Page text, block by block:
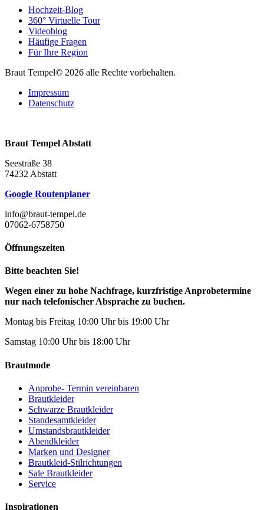
Hochzeit-Blog
360° Virtuelle Tour
Videoblog
Häufige Fragen
Für Ihre Region
Braut Tempel© 2026 alle Rechte vorbehalten.
Impressum
Datenschutz
Braut Tempel Abstatt
Seestraße 38
74232 Abstatt
Google Routenplaner
info@braut-tempel.de
07062-6758750
Öffnungszeiten
Bitte beachten Sie!
Wegen einer zu hohe Nachfrage, kurzfristige Anprobetermine
nur nach telefonischer Absprache zu buchen.
Montag bis Freitag 10:00 Uhr bis 19:00 Uhr
Samstag 10:00 Uhr bis 18:00 Uhr
Brautmode
Anprobe- Termin vereinbaren
Brautkleider
Schwarze Brautkleider
Standesamtkleider
Umstandsbrautkleider
Abendkleider
Marken und Designer
Brautkleid-Stilrichtungen
Sale Brautkleider
Service
Inspirationen